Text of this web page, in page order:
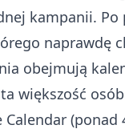
kampanii. Po
naprawdę
obejmują
większość
Calendar (ponad